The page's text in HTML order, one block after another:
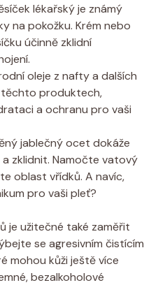
lékařský je známý
na pokožku. Krém nebo
účinně zklidní
oleje z nafty a dalších
produktech,
a ochranu pro vaši
jablečný ocet dokáže
zklidnit. Namočte vatový
oblast vřídků. A navíc,
pro vaši pleť?
je užitečné také zaměřit
se agresivním čistícím
mohou kůži ještě více
bezalkoholové